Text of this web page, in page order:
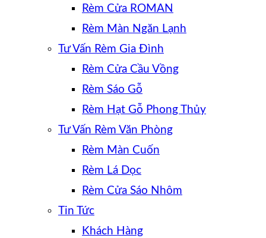
Rèm Cửa ROMAN
Rèm Màn Ngăn Lạnh
Tư Vấn Rèm Gia Đình
Rèm Cửa Cầu Vồng
Rèm Sáo Gỗ
Rèm Hạt Gỗ Phong Thủy
Tư Vấn Rèm Văn Phòng
Rèm Màn Cuốn
Rèm Lá Dọc
Rèm Cửa Sáo Nhôm
Tin Tức
Khách Hàng